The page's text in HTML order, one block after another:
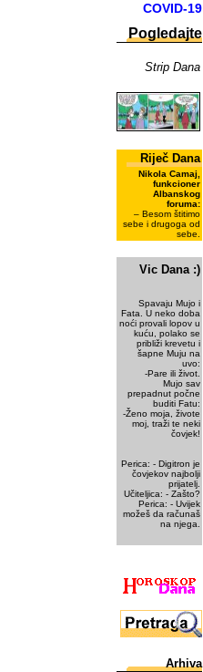
COVID-19
Pogledajte
Strip Dana
Riječ Dana
Nikola Camaj,
funkcioner
Albanskog
foruma:
– Besom štitimo
sebe i drugoga od
sebe.
Vic Dana :)
Spavaju Mujo i
Fata. U neko doba
noći provali lopov u
kuću, polako se
približi krevetu i
šapne Muju na
uvo:
-Pare ili život.
Mujo sav
prepadnut počne
buditi Fatu:
-Ženo moja, živote
moj, traži te neki
čovjek!
Perica: - Digitron je
čovjekov najbolji
prijatelj.
Učiteljica: - Zašto?
Perica: - Uvijek
možeš da računaš
na njega.
Arhiva